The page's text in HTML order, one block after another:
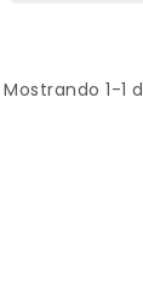
Mostrando 1-1